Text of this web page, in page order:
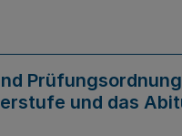
und das